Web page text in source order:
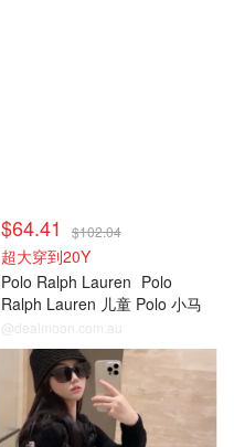
$64.41 $102.04
超大穿到20Y
Polo Ralph Lauren Polo
Ralph Lauren 儿童 Polo 小马
图案圆领 T 恤
@dealmoon.com.au
Cettire